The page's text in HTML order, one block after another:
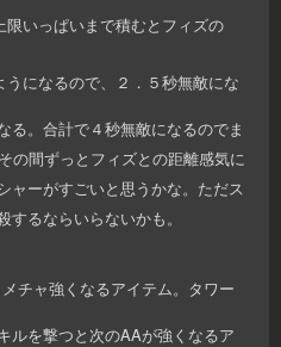
限いっぱいまで積むとフィズの
うになるので、２．５秒無敵にな
る。合計で４秒無敵になるのでま
の間ずっとフィズとの距離感気に
ャーがすごいと思うかな。ただス
るならいらないかも。
チャ強くなるアイテム。タワー
ルを撃つと次のAAが強くなるア